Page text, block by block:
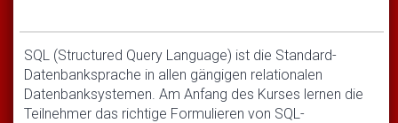
SQL (Structured Query Language) ist die Standard-
Datenbanksprache in allen gängigen relationalen
Datenbanksystemen. Am Anfang des Kurses lernen die
Teilnehmer das richtige Formulieren von SQL-